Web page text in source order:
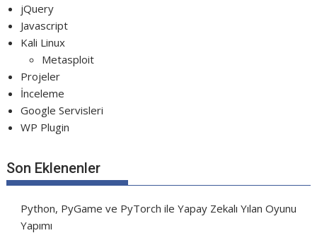
jQuery
Javascript
Kali Linux
Metasploit
Projeler
İnceleme
Google Servisleri
WP Plugin
Son Eklenenler
Python, PyGame ve PyTorch ile Yapay Zekalı Yılan Oyunu
Yapımı